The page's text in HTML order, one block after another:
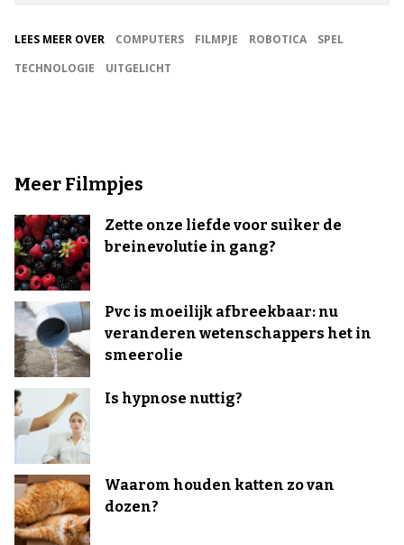
LEES MEER OVER COMPUTERS FILMPJE ROBOTICA
SPEL
TECHNOLOGIE
UITGELICHT
Meer Filmpjes
Zette onze liefde voor suiker de
breinevolutie in gang?
Pvc is moeilijk afbreekbaar: nu
veranderen wetenschappers het in
smeerolie
Is hypnose nuttig?
Waarom houden katten zo van
dozen?